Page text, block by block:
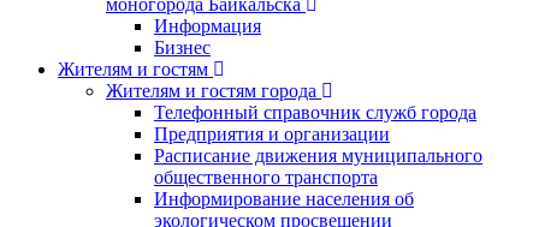
Информация
Бизнес
Жителям и гостям
Жителям и гостям города
Телефонный справочник служб города
Предприятия и организации
Расписание движения муниципального
общественного транспорта
Информирование населения об
экологическом просвещении